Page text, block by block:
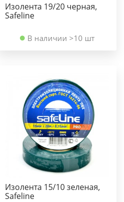
Изолента 19/20 черная,
Safeline
В наличии >10 шт
Изолента 15/10 зеленая,
Safeline